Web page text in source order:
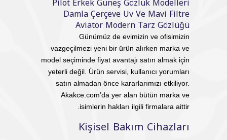
Damla Çerçeve Uv Ve Mavi Filtre
Aviator Modern Tarz Gözlüğü
Günümüz de evimizin ve ofisimizin
vazgeçilmezi yeni bir ürün alırken marka ve
model seçiminde fiyat avantajı satın almak için
yeterli değil. Ürün servisi, kullanıcı yorumları
satın almadan önce kararlarımızı etkiliyor.
Akakce.com’da yer alan bütün marka ve
isimlerin hakları ilgili firmalara aittir.
Kişisel Bakım Cihazları